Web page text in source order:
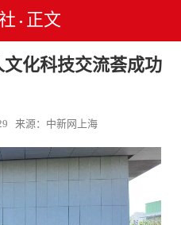
• 正文
文化科技交流荟成功
来源：中新网上海